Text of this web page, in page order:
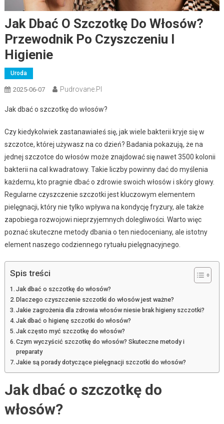
Jak Dbać O Szczotkę Do Włosów?
Przewodnik Po Czyszczeniu I
Higienie
Uroda
2025-06-07 Pudrovane.pl
Jak dbać o szczotkę do włosów?
Czy kiedykolwiek zastanawiałeś się, jak wiele bakterii kryje się w
szczotce, której używasz na co dzień? Badania pokazują, że na
jednej szczotce do włosów może znajdować się nawet 3500 kolonii
bakterii na cal kwadratowy. Takie liczby powinny dać do myślenia
każdemu, kto pragnie dbać o zdrowie swoich włosów i skóry głowy.
Regularne czyszczenie szczotki jest kluczowym elementem
pielęgnacji, który nie tylko wpływa na kondycję fryzury, ale także
zapobiega rozwojowi nieprzyjemnych dolegliwości. Warto więc
poznać skuteczne metody dbania o ten niedoceniany, ale istotny
element naszego codziennego rytuału pielęgnacyjnego.
Spis treści
Jak dbać o szczotkę do włosów?
Dlaczego czyszczenie szczotki do włosów jest ważne?
Jakie zagrożenia dla zdrowia włosów niesie brak higieny szczotki?
Jak dbać o higienę szczotki do włosów?
Jak często myć szczotkę do włosów?
Czym wyczyścić szczotkę do włosów? Skuteczne metody i
preparaty
Jakie są porady dotyczące pielęgnacji szczotki do włosów?
Jak dbać o szczotkę do
włosów?